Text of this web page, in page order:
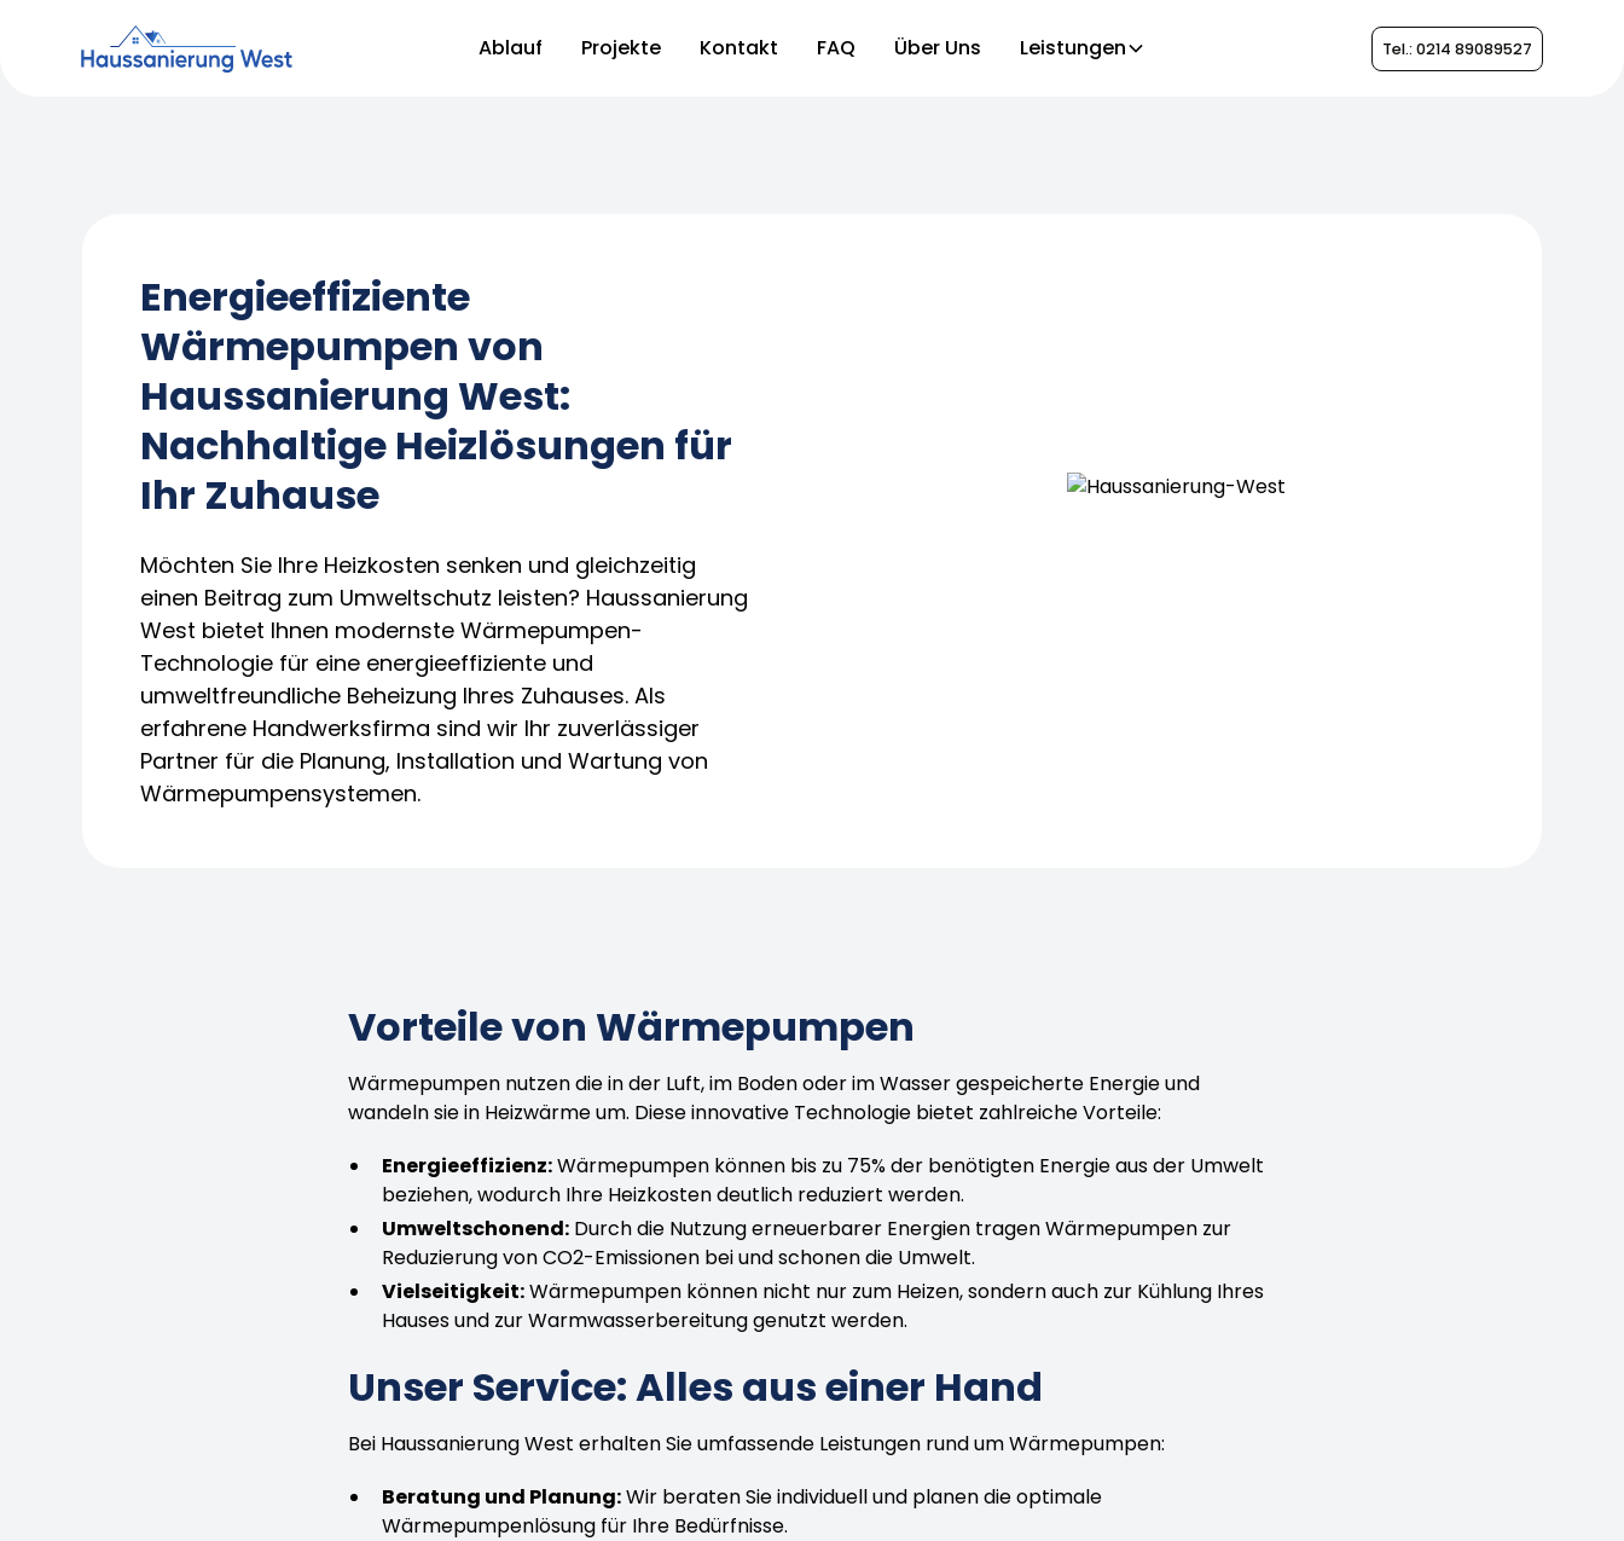
Ablauf Projekte Kontakt FAQ Über Uns Leistungen Tel.: 0214 89089527
Energieeffiziente
Wärmepumpen von
Haussanierung West:
Nachhaltige Heizlösungen für
Ihr Zuhause
Möchten Sie Ihre Heizkosten senken und gleichzeitig
einen Beitrag zum Umweltschutz leisten? Haussanierung
West bietet Ihnen modernste Wärmepumpen-
Technologie für eine energieeffiziente und
umweltfreundliche Beheizung Ihres Zuhauses. Als
erfahrene Handwerksfirma sind wir Ihr zuverlässiger
Partner für die Planung, Installation und Wartung von
Wärmepumpensystemen.
Vorteile von Wärmepumpen
Wärmepumpen nutzen die in der Luft, im Boden oder im Wasser gespeicherte Energie und
wandeln sie in Heizwärme um. Diese innovative Technologie bietet zahlreiche Vorteile:
Energieeffizienz:Wärmepumpen können bis zu 75% der benötigten Energie aus der Umwelt
beziehen, wodurch Ihre Heizkosten deutlich reduziert werden.
Umweltschonend: Durch die Nutzung erneuerbarer Energien tragen Wärmepumpen zur
Reduzierung von CO2-Emissionen bei und schonen die Umwelt.
Vielseitigkeit:Wärmepumpen können nicht nur zum Heizen, sondern auch zur Kühlung Ihres
Hauses und zur Warmwasserbereitung genutzt werden.
Unser Service: Alles aus einer Hand
Bei Haussanierung West erhalten Sie umfassende Leistungen rund um Wärmepumpen:
Beratung und Planung:Wir beraten Sie individuell und planen die optimale
Wärmepumpenlösung für Ihre Bedürfnisse.